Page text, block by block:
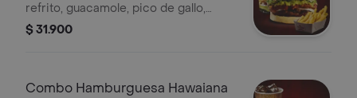
refrito, guacamole, pico de gallo,
queso, lechuga, tomate, papas fritas y
$ 31.900
Combo Hamburguesa Hawaiana